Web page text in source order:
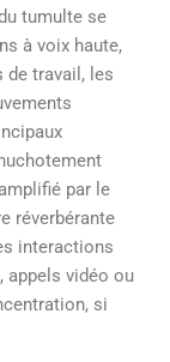
tumulte se
à voix haute,
de travail, les
par le
réverbérante
interactions
appels vidéo ou
si